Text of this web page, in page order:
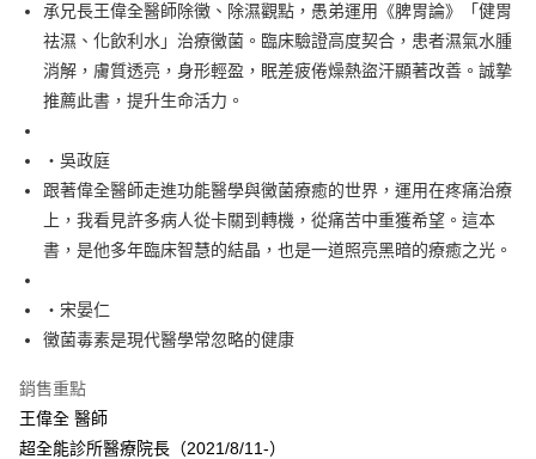
承兄長王偉全醫師除黴、除濕觀點，愚弟運用《脾胃論》「健胃
祛濕、化飲利水」治療黴菌。臨床驗證高度契合，患者濕氣水腫
消解，膚質透亮，身形輕盈，眠差疲倦燥熱盜汗顯著改善。誠摯
推薦此書，提升生命活力。
‧吳政庭
跟著偉全醫師走進功能醫學與黴菌療癒的世界，運用在疼痛治療
上，我看見許多病人從卡關到轉機，從痛苦中重獲希望。這本
書，是他多年臨床智慧的結晶，也是一道照亮黑暗的療癒之光。
‧宋晏仁
黴菌毒素是現代醫學常忽略的健康
銷售重點
王偉全 醫師
超全能診所醫療院長（2021/8/11-）